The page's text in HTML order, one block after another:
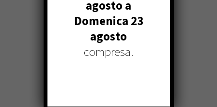
agosto a
Domenica 23
agosto
compresa.